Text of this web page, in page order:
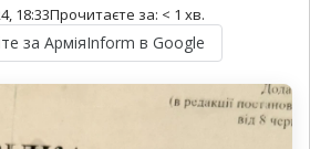
18:33Прочитаєте за: < 1 хв.
за АрміяInform в Google